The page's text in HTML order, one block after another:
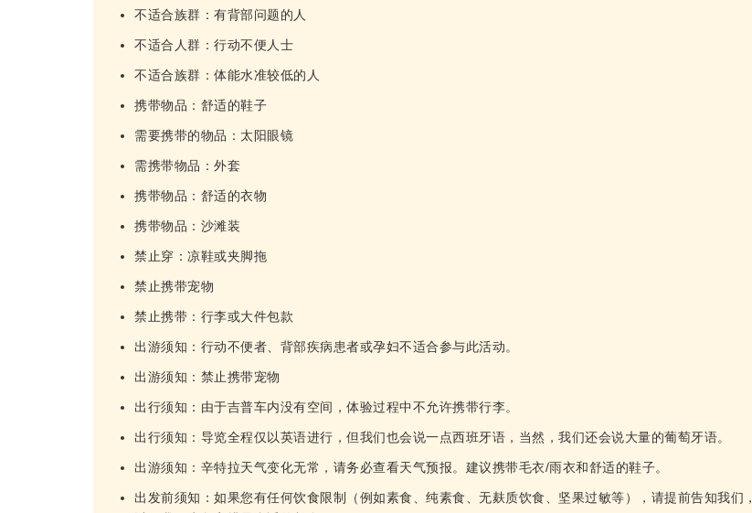
不适合族群：有背部问题的人
不适合人群：行动不便人士
不适合族群：体能水准较低的人
携带物品：舒适的鞋子
需要携带的物品：太阳眼镜
需携带物品：外套
携带物品：舒适的衣物
携带物品：沙滩装
禁止穿：凉鞋或夹脚拖
禁止携带宠物
禁止携带：行李或大件包款
出游须知：行动不便者、背部疾病患者或孕妇不适合参与此活动。
出游须知：禁止携带宠物
出行须知：由于吉普车内没有空间，体验过程中不允许携带行李。
出行须知：导览全程仅以英语进行，但我们也会说一点西班牙语，当然，我们还会说大量的葡萄牙语。
出游须知：辛特拉天气变化无常，请务必查看天气预报。建议携带毛衣/雨衣和舒适的鞋子。
出发前须知：如果您有任何饮食限制（例如素食、纯素食、无麸质饮食、坚果过敏等），请提前告知我们，